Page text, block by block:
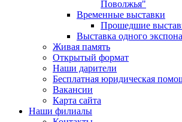
Поволжья"
Временные выставки
Прошедшие
Выставка одного
Живая память
Открытый формат
Наши дарители
Бесплатная юридическая
Вакансии
Карта сайта
Наши филиалы